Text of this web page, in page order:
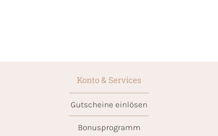
Konto & Services
Gutscheine einlösen
Bonusprogramm